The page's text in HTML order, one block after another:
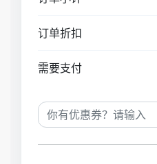
订单折扣
需要支付